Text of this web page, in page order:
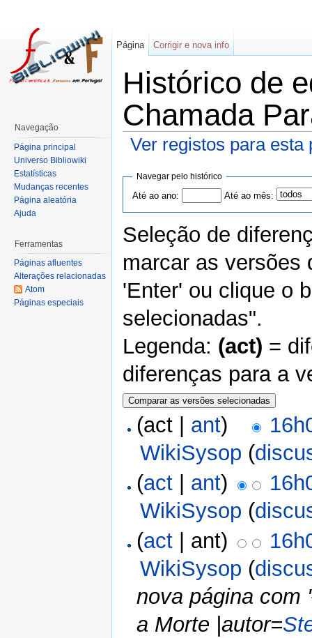
Histórico de
Chamada
Ver registos para esta
Navegar pelo histórico
Até ao ano: Até ao mês:
Seleção de
marcar as versões
'Enter' ou clique o
selecionadas".
Legenda: (act) =
diferenças para a
(act | ant)
WikiSysop (
(act ant)
WikiSysop (
(act | ant)
WikiSysop (
nova página
a Morte |autor=
Página Corrigir e nova info
Navegação
Página principal
Universo Bibliowiki
Estatísticas
Mudanças recentes
Página aleatória
Ajuda
Ferramentas
Páginas afluentes
Alterações relacionadas
Atom
Páginas especiais